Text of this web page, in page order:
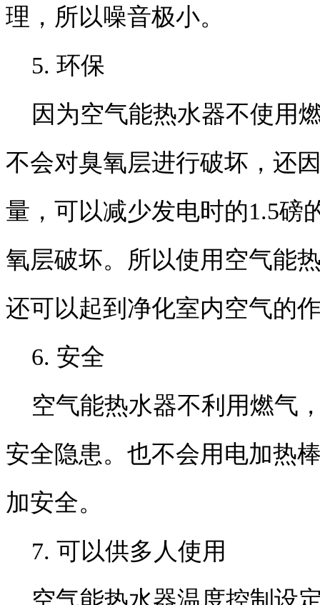
理，所以噪音极小。
5. 环保
因为空气能热水器不使用
不会对臭氧层进行破坏，还
量，可以减少发电时的1.5磅
氧层破坏。所以使用空气能
还可以起到净化室内空气的
6. 安全
空气能热水器不利用燃气
安全隐患。也不会用电加热
加安全。
7. 可以供多人使用
空气能热水器温度控制设